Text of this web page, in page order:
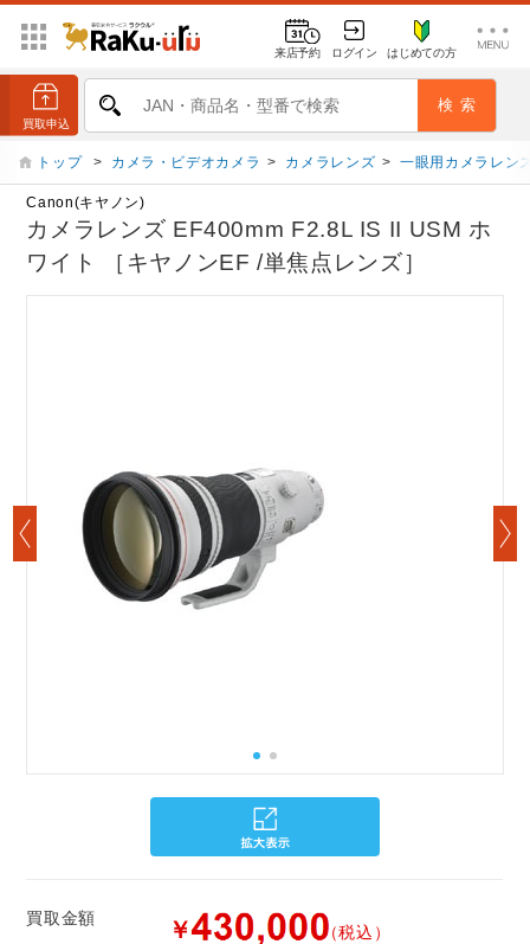
来店予約 ログイン はじめての方
トップ > カメラ・ビデオカメラ > カメラレンズ > 一眼用カメラレン
Canon(キヤノン)
カメラレンズ EF400mm F2.8L IS II USM ホ
ワイト ［キヤノンEF /単焦点レンズ］
買取金額 ￥ （税込）